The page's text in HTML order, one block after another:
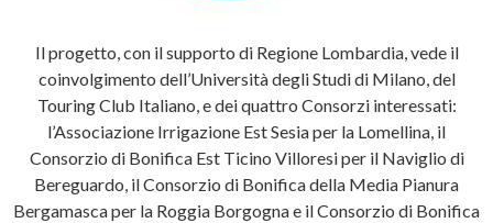
Il progetto, con il supporto di Regione Lombardia, vede il
coinvolgimento dell’Università degli Studi di Milano, del
Touring Club Italiano, e dei quattro Consorzi interessati:
l’Associazione Irrigazione Est Sesia per la Lomellina, il
Consorzio di Bonifica Est Ticino Villoresi per il Naviglio di
Bereguardo, il Consorzio di Bonifica della Media Pianura
Bergamasca per la Roggia Borgogna e il Consorzio di Bonifica